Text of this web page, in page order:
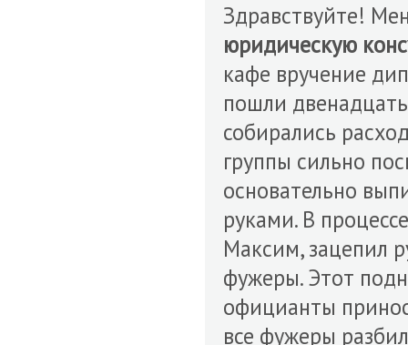
Здравствуйте!
юридическую
кафе вручение
пошли
собирались
группы сильно
основательно
руками. В
Максим, зацепил
фужеры. Этот
официанты
все фужеры